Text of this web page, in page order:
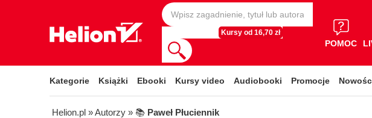
Kursy od 16,70 zł
POMOC
Kategorie Książki Ebooki Kursy video Audiobooki Promocje
Helion.pl » Autorzy » 📚 Paweł Płuciennik